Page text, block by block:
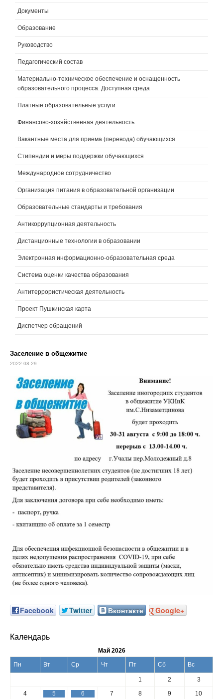
Документы
Образование
Руководство
Педагогический состав
Материально-техническое обеспечение и оснащенность
образовательного процесса. Доступная среда
Платные образовательные услуги
Финансово-хозяйственная деятельность
Вакантные места для приема (перевода) обучающихся
Стипендии и меры поддержки обучающихся
Международное сотрудничество
Организация питания в образовательной организации
Образовательные стандарты и требования
Антикоррупционная деятельность
Дистанционные технологии в образовании
Электронная информационно-образовательная среда
Система оценки качества образования
Антитеррористическая деятельность
Проект Пушкинская карта
Диспетчер обращений
Заселение в общежитие
2022-08-29
Facebook Twitter Вконтакте Google+
Календарь
Май 2026
Пн
Вт Ср Чт Пт Сб Вс
1 2
3
4
5 6 7 8 9 10